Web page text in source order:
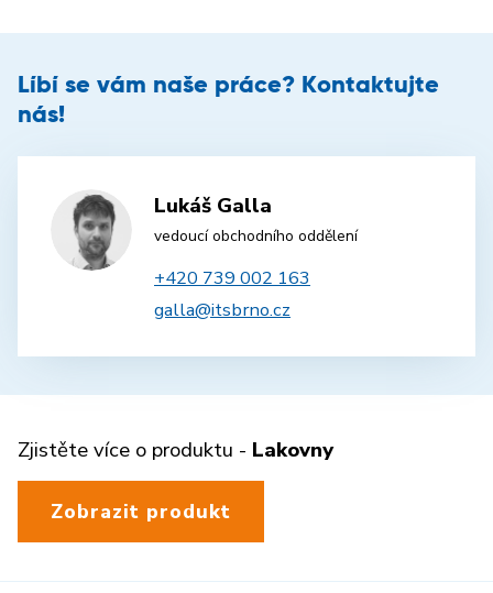
Líbí se vám naše práce? Kontaktujte
nás!
Lukáš Galla
vedoucí obchodního oddělení
+420 739 002 163
galla@itsbrno.cz
Zjistěte více o produktu - Lakovny
Zobrazit produkt